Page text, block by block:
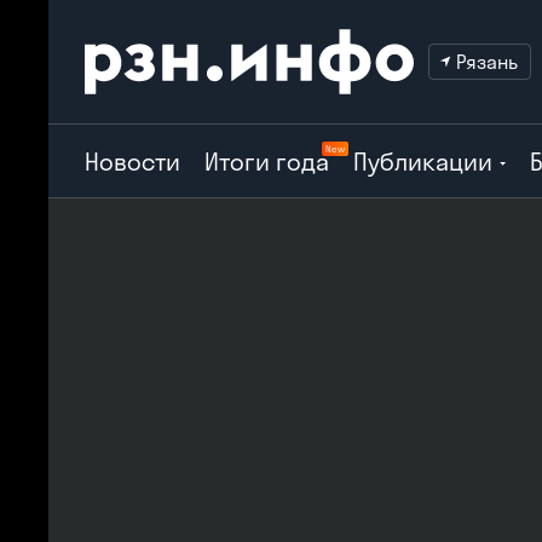
Рязань
Новости Итоги годаNew Публикации